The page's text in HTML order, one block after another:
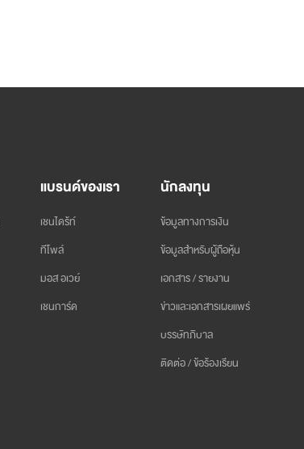
แบรนด์ของเรา
เชนไดร้ท์
ทีโพล์
มอส อเวย์
เชนการ์ด
นักลงทุน
ข้อมูลทางการเงิน
ข้อมูลสำหรับผู้ถือหุ้น
เอกสาร / รายงาน
ข่าวและเอกสารเผยแพร่
บรรษัทภิบาล
ติดต่อ / ข้อร้องเรียน